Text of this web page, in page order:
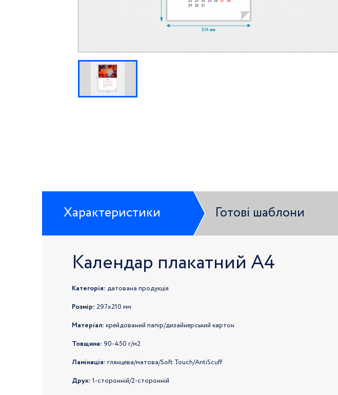
Характеристики Готові шаблони
Календар плакатний А4
Категорія: датована продукція
Розмір: 297x210 мм
Матеріал: крейдований папір/дизайнерський картон
Товщина: 90-450 г/м2
Ламінація: глянцева/матова/Soft Touch/AntiScuff
Друк: 1-сторонній/2-сторонній